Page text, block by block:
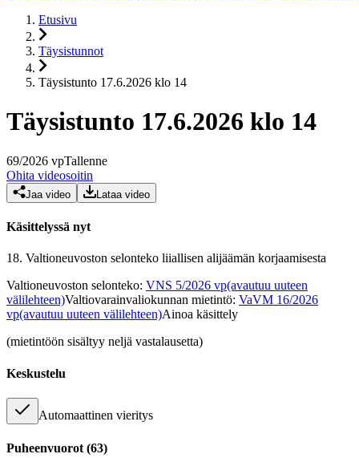
Etusivu
Täysistunnot
Täysistunto 17.6.2026 klo 14
Täysistunto 17.6.2026 klo 14
69/2026 vpTallenne
Ohita videosoitin
Jaa video Lataa video
Käsittelyssä nyt
18. Valtioneuvoston selonteko liiallisen alijäämän korjaamisesta
Valtioneuvoston selonteko: VNS 5/2026 vp(avautuu uuteen
välilehteen)Valtiovarainvaliokunnan mietintö: VaVM 16/2026
vp(avautuu uuteen välilehteen)Ainoa käsittely
(mietintöön sisältyy neljä vastalausetta)
Keskustelu
Automaattinen vieritys
Puheenvuorot (63)